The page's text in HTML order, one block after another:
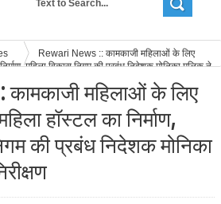
Rewari News :: कामकाजी महिलाओं के लिए
महिला विकास निगम की प्रबंध निदेशक मोनिका मलिक ने
कामकाजी महिलाओं के लिए
हॉस्टल का निर्माण,
की प्रबंध निदेशक मोनिका